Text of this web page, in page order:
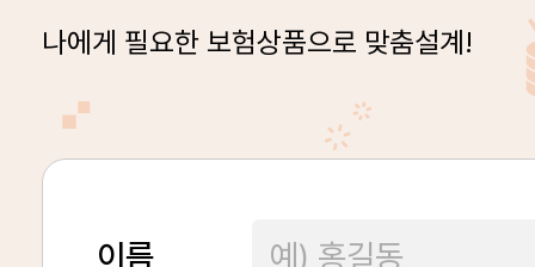
나에게 필요한 보험상품으로 맞춤설계!
이름